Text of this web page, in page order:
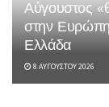
Αύγουστος
στην Ευρώπη
Ελλάδα
8 ΑΥΓΟΎΣΤΟΥ 2026